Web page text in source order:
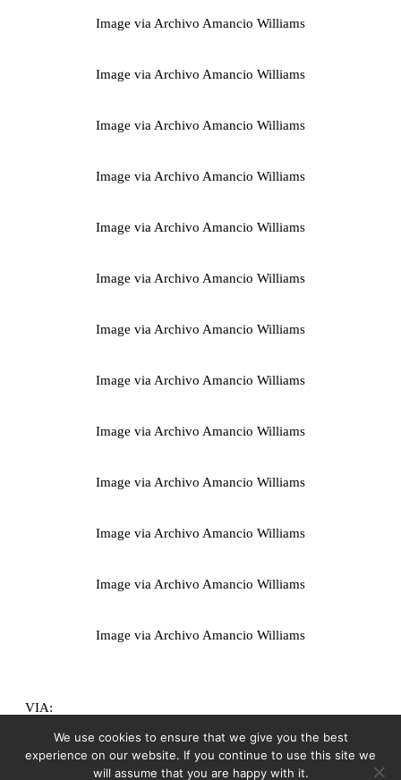
Image via Archivo Amancio Williams
Image via Archivo Amancio Williams
Image via Archivo Amancio Williams
Image via Archivo Amancio Williams
Image via Archivo Amancio Williams
Image via Archivo Amancio Williams
Image via Archivo Amancio Williams
Image via Archivo Amancio Williams
Image via Archivo Amancio Williams
Image via Archivo Amancio Williams
Image via Archivo Amancio Williams
Image via Archivo Amancio Williams
Image via Archivo Amancio Williams
VIA:
Image via Archivo Amancio Williams
We use cookies to ensure that we give you the best
experience on our website. If you continue to use this site we
will assume that you are happy with it.